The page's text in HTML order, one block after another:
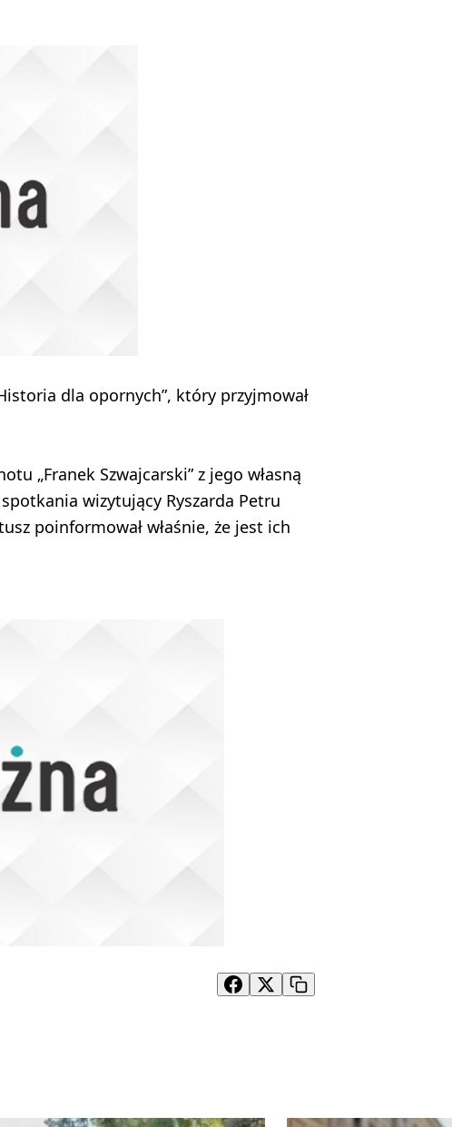
dla opornych”, który przyjmował
„Franek Szwajcarski” z jego własną
wizytujący Ryszarda Petru
poinformował właśnie, że jest ich